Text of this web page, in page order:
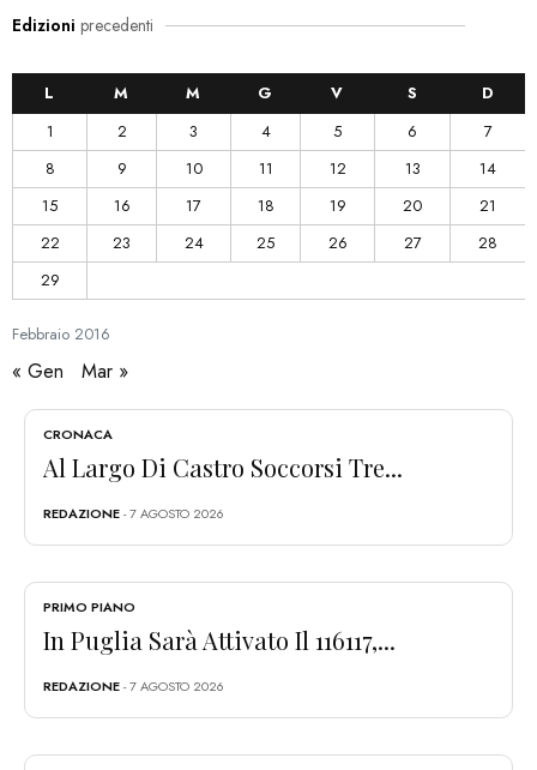
Edizioni precedenti
Febbraio 2016
L M M G V S
D
1
2 3 4 5 6
7
8
9 10 11 12 13
14
15
16 17 18 19 20
21
22
23 24 25 26 27
28
29
« Gen Mar »
CRONACA
Al Largo Di Castro Soccorsi Tre...
REDAZIONE- 7 AGOSTO 2026
PRIMO PIANO
In Puglia Sarà Attivato Il 116117,...
REDAZIONE- 7 AGOSTO 2026